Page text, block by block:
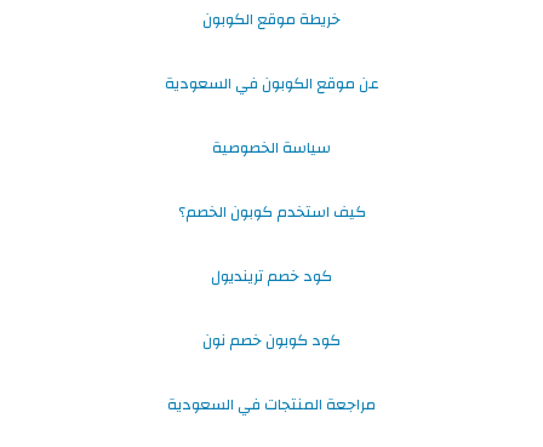
خريطة موقع الكوبون
عن موقع الكوبون في السعودية
سياسة الخصوصية
كيف استخدم كوبون الخصم؟
كود خصم ترينديول
كود كوبون خصم نون
مراجعة المنتجات في السعودية